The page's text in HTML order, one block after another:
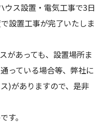
ウス設置・電気工事で3日
設置工事が完了いたしま
があっても、設置場所ま
っている場合等、弊社に
)がありますので、是非
す。